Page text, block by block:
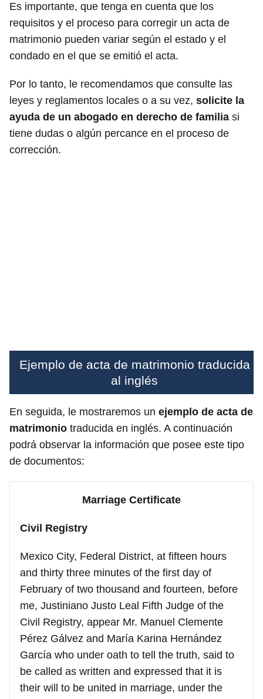
Es importante, que tenga en cuenta que los
requisitos y el proceso para corregir un acta de
matrimonio pueden variar según el estado y el
condado en el que se emitió el acta.
Por lo tanto, le recomendamos que consulte las
leyes y reglamentos locales o a su vez, solicite la
ayuda de un abogado en derecho de familia si
tiene dudas o algún percance en el proceso de
corrección.
Ejemplo de acta de matrimonio traducida
al inglés
En seguida, le mostraremos un ejemplo de acta de
matrimonio traducida en inglés. A continuación
podrá observar la información que posee este tipo
de documentos:
Marriage Certificate
Civil Registry
Mexico City, Federal District, at fifteen hours
and thirty three minutes of the first day of
February of two thousand and fourteen, before
me, Justiniano Justo Leal Fifth Judge of the
Civil Registry, appear Mr. Manuel Clemente
Pérez Gálvez and María Karina Hernández
García who under oath to tell the truth, said to
be called as written and expressed that it is
their will to be united in marriage, under the